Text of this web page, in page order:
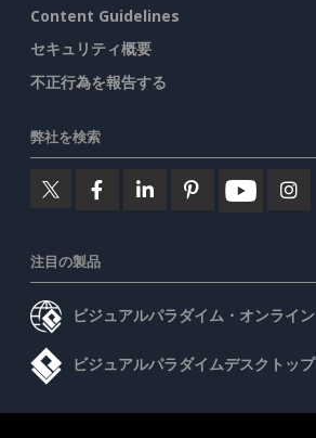
Content Guidelines
セキュリティ概要
不正行為を報告する
弊社を検索
注目の製品
ビジュアルパラダイム・オンライン
ビジュアルパラダイムデスクトップ